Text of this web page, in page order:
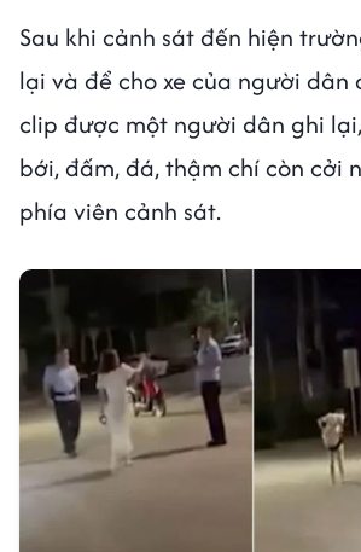
Sau khi cảnh sát đến hiện
lại và để cho xe của người dân
clip được một người dân ghi
bới, đấm, đá, thậm chí còn cởi
phía viên cảnh sát.